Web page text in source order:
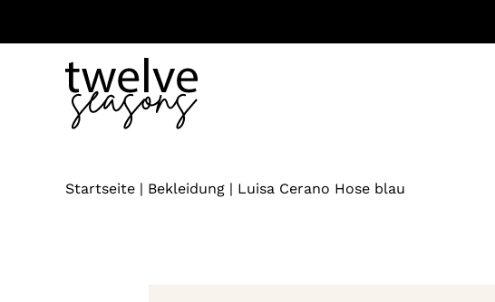
Startseite| Bekleidung| Luisa Cerano Hose blau